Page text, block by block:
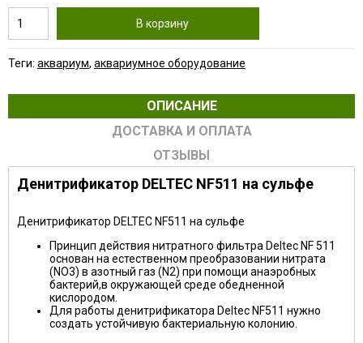
В корзину
Теги: аквариум, аквариумное оборудование
ОПИСАНИЕ
ДОСТАВКА И ОПЛАТА
ОТЗЫВЫ
Денитрификатор DELTEC NF511 на сульфе
Денитрификатор DELTEC NF511 на сульфе
Принцип действия нитратного фильтра Deltec NF 511
основан на естественном преобразовании нитрата
(NO3) в азотный газ (N2) при помощи анаэробных
бактерий,в окружающей среде обедненной
кислородом.
Для работы денитрификатора Deltec NF511 нужно
создать устойчивую бактериальную колонию.